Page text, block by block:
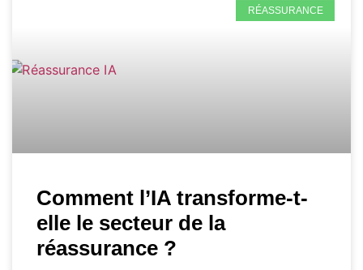
RÉASSURANCE
Comment l’IA transforme-t-
elle le secteur de la
réassurance ?